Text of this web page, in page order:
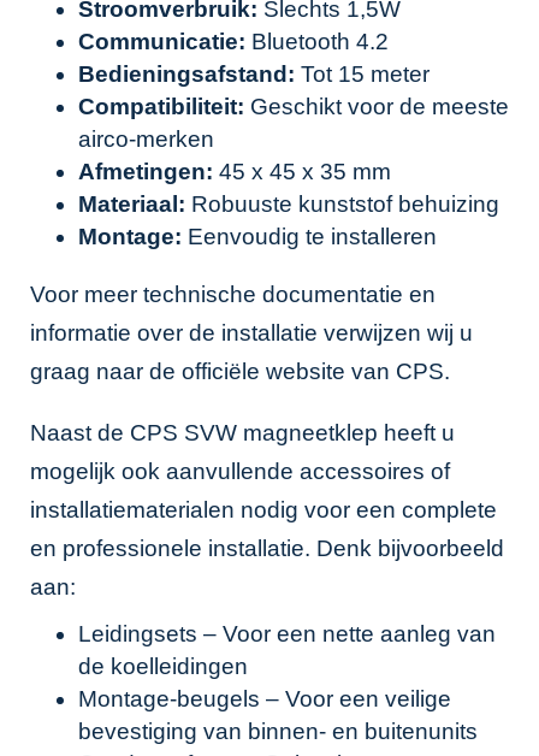
Stroomverbruik: Slechts 1,5W
Communicatie: Bluetooth 4.2
Bedieningsafstand: Tot 15 meter
Compatibiliteit: Geschikt voor de meeste
airco-merken
Afmetingen: 45 x 45 x 35 mm
Materiaal: Robuuste kunststof behuizing
Montage: Eenvoudig te installeren
Voor meer technische documentatie en
informatie over de installatie verwijzen wij u
graag naar de officiële website van CPS.
Naast de CPS SVW magneetklep heeft u
mogelijk ook aanvullende accessoires of
installatiematerialen nodig voor een complete
en professionele installatie. Denk bijvoorbeeld
aan:
Leidingsets – Voor een nette aanleg van
de koelleidingen
Montage-beugels – Voor een veilige
bevestiging van binnen- en buitenunits